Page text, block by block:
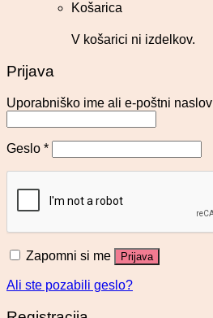
Košarica
V košarici ni izdelkov.
Prijava
Uporabniško ime ali e-poštni naslov
Geslo *
Zapomni si me Prijava
Ali ste pozabili geslo?